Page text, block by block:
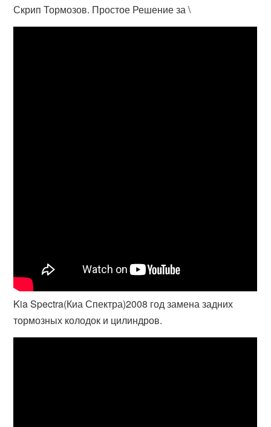
Скрип Тормозов. Простое Решение за \
Kia Spectra(Киа Спектра)2008 год замена задних
тормозных колодок и цилиндров.